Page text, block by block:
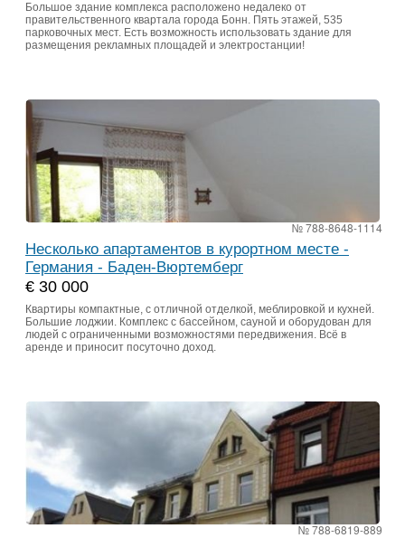
Большое здание комплекса расположено недалеко от
правительственного квартала города Бонн. Пять этажей, 535
парковочных мест. Есть возможность использовать здание для
размещения рекламных площадей и электростанции!
№ 788-8648-1114
Несколько апартаментов в курортном месте -
Германия - Баден-Вюртемберг
€ 30 000
Квартиры компактные, с отличной отделкой, меблировкой и кухней.
Большие лоджии. Комплекс с бассейном, сауной и оборудован для
людей с ограниченными возможностями передвижения. Всё в
аренде и приносит посуточно доход.
№ 788-6819-889